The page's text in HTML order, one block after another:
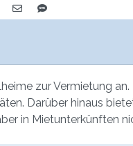
zur Vermietung
Darüber hinaus
in Mietunterkünften